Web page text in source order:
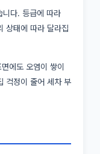
니다. 등급에 따라
상태에 따라 달라집
에도 오염이 쌓이
걱정이 줄어 세차 부